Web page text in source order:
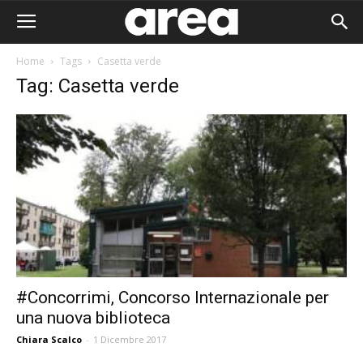
Home Tags Casetta verde
Tag: Casetta verde
#Concorrimi, Concorso Internazionale per
una nuova biblioteca
Chiara Scalco - 1 Dicembre 2017